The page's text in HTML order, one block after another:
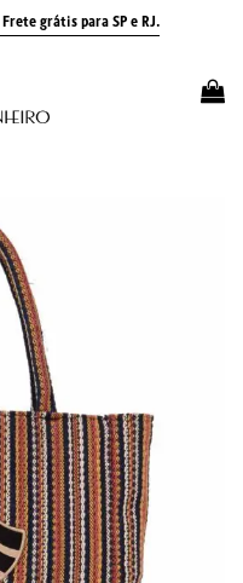
Frete grátis para SP e RJ.